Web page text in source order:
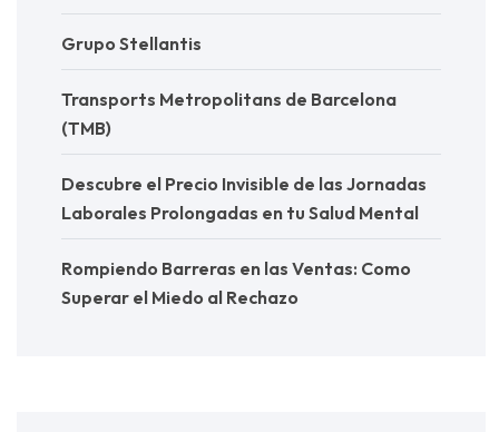
Grupo Stellantis
Transports Metropolitans de Barcelona
(TMB)
Descubre el Precio Invisible de las Jornadas
Laborales Prolongadas en tu Salud Mental
Rompiendo Barreras en las Ventas: Como
Superar el Miedo al Rechazo